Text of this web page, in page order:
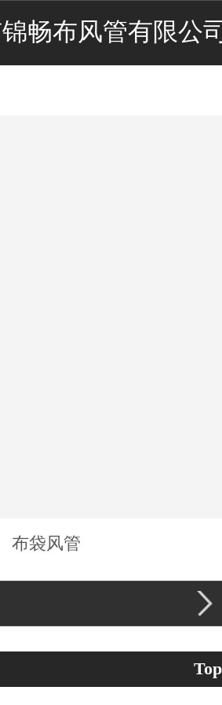
畅布风管有限公
布袋风管
Top